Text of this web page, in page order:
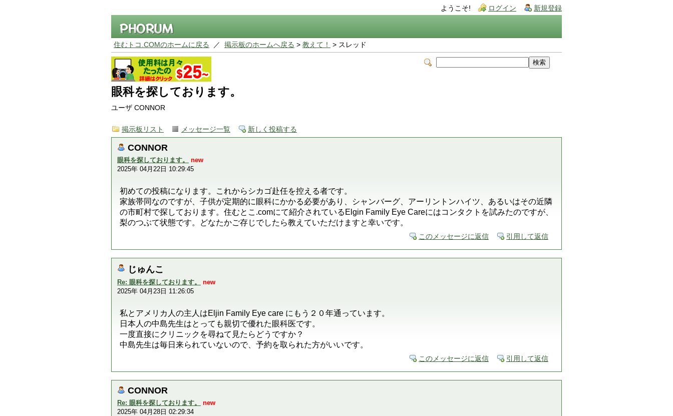
ようこそ! ログイン 新規登録
住むトコ.COMのホームに戻る ／ 掲示板のホームへ戻る > 教えて！ > スレッド
眼科を探しております。
ユーザ CONNOR
掲示板リスト メッセージ一覧 新しく投稿する
CONNOR
眼科を探しております。
new
2025年 04月22日 10:29:45
初めての投稿になります。これからシカゴ赴任を控える者です。
家族帯同なのですが、子供が定期的に眼科にかかる必要があり、シャンバーグ、アーリントンハイツ、あるいはその近隣
の市町村で探しております。住むとこ.comにて紹介されているElgin Family Eye Careにはコンタクトを試みたのですが、
梨のつぶて状態です。どなたかご存じでしたら教えていただけますと幸いです。
このメッセージに返信 引用して返信
じゅんこ
Re: 眼科を探しております。
new
2025年 04月23日 11:26:05
私とアメリカ人の主人はEljin Family Eye care にもう２０年通っています。
日本人の中島先生はとっても親切で優れた眼科医です。
一度直接にクリニックを尋ねて見たらどうですか？
中島先生は毎日来られていないので、予約を取られた方がいいです。
このメッセージに返信 引用して返信
CONNOR
Re: 眼科を探しております。
new
2025年 04月28日 02:29:34